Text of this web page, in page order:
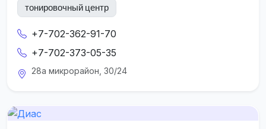
тонировочный центр
+7-702-362-91-70
+7-702-373-05-35
28а микрорайон, 30/24